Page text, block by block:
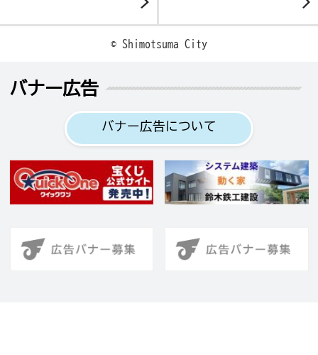
© Shimotsuma City
バナー広告
バナー広告について